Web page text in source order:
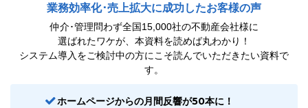
業務効率化･売上拡大に成功したお客様の声
仲介･管理問わず全国15,000社の不動産会社様に
選ばれたワケが、本資料を読めば丸わかり！
システム導入をご検討中の方にこそ読んでいただきたい資料で
す。
ホームページからの月間反響が50本に！